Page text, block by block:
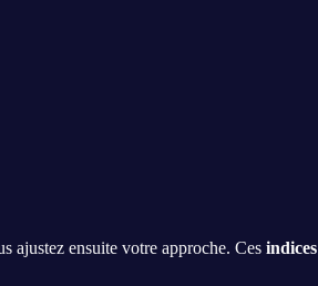
ajustez ensuite votre approche. Ces indices